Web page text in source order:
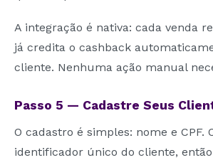
A integração é nativa: cada venda
já credita o cashback
cliente. Nenhuma ação manual
Passo 5 — Cadastre Seus
O cadastro é simples: nome e CPF.
identificador único do cliente,